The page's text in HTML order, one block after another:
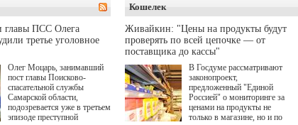
Живайкина, направленные
на трудоустройство и более
спокойную адаптацию к
мирной жизни.
одноименного романа
Сергея Лукьяненко. Главные
роли в проекте исполнили
Артем Кошман, Полина
Гухман, Вероника
Устимова, Олег Савостюк,
Святослав Рогожан, Кузьма
Котрелёв, Никита
Кологривый, Елисей
Чучилин, Александра
Нестерова, Ника Жукова, а
главы ПСС Олега
третье уголовное
Олег Моцарь, занимавший
пост главы Поисково-
спасательной службы
Самарской области,
подозревается уже в третьем
эпизоде преступной
Кошелек
Живайкин: "Цены на продукты будут
проверять по всей цепочке — от
поставщика до кассы"
В Госдуме рассматривают
законопроект,
предложенный "Единой
Россией" о мониторинге за
ценами на продукты не
только в магазине, но и по